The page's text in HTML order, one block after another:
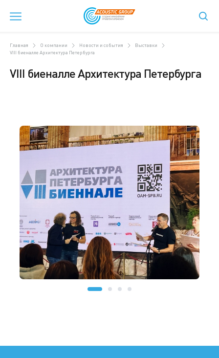
Главная О компании Новости и события
Выставки
VIII биеналле Архитектура Петербурга
VIII биеналле Архитектура Петербурга